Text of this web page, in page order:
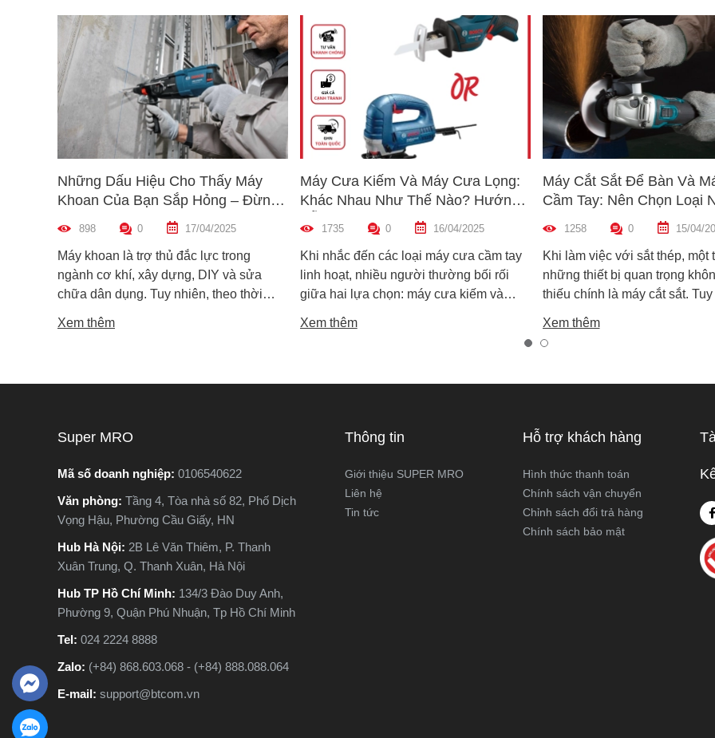
Những Dấu Hiệu Cho Thấy Máy
Khoan Của Bạn Sắp Hỏng – Đừng
898 0 17/04/2025
Máy khoan là trợ thủ đắc lực trong
ngành cơ khí, xây dựng, DIY và sửa
chữa dân dụng. Tuy nhiên, theo thời
xuống cấp và hư hỏng nếu không được
các dấu hiệu máy khoan sắp hỏng? Hãy
cùng Super MRO tìm hiểu 7 dấu hiệu
sửa chữa kịp thời và kéo dài tuổi thọ
cho máy khoan.
Xem thêm
Máy Cưa Kiếm Và Máy Cưa Lọng:
Khác Nhau Như Thế Nào? Hướng
Dẫn Chọn Máy Phù Hợp
1735 0 16/04/2025
Khi nhắc đến các loại máy cưa cầm tay
linh hoạt, nhiều người thường bối rối
giữa hai lựa chọn: máy cưa kiếm và
trong các công việc cắt gỗ, sắt, nhựa và
khác nhau như thế nào? Loại nào sẽ
phù hợp với công việc của bạn hơn?
Xem thêm
Máy Cắt Sắt Để Bàn Và
Cầm Tay: Nên Chọn Loại
Hợp Nhất?
1258 0 15/04/
Khi làm việc với sắt thép, một
những thiết bị quan trọng
thiếu chính là máy cắt sắt.
biến là máy cắt sắt để bàn và
sắt cầm tay, khiến nhiều
và tư vấn chọn lựa loại máy
nhất với nhu cầu sử dụng
Xem thêm
Super MRO
Mã số doanh nghiệp: 0106540622
Văn phòng: Tầng 4, Tòa nhà số 82, Phố Dịch
Vọng Hậu, Phường Cầu Giấy, HN
Hub Hà Nội: 2B Lê Văn Thiêm, P. Thanh
Xuân Trung, Q. Thanh Xuân, Hà Nội
Hub TP Hồ Chí Minh: 134/3 Đào Duy Anh,
Phường 9, Quận Phú Nhuận, Tp Hồ Chí Minh
Tel: 024 2224 8888
Zalo: (+84) 868.603.068 - (+84) 888.088.064
E-mail: support@btcom.vn
Thông tin
Giới thiệu SUPER MRO
Liên hệ
Tin tức
Hỗ trợ khách hàng
Hình thức thanh toán
Chính sách vận chuyển
Chỉnh sách đổi trả hàng
Chính sách bảo mật